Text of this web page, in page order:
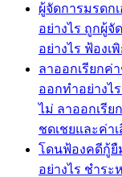
ผู้จัดการมรดก
อย่างไร ถูกผู้
อย่างไร ฟ้องเ
ลาออกเรียกค่
ออกทำอย่างไ
ไม่ ลาออกเรี
ชดเชยและค่า
โดนฟ้องคดีกู้ยื
อย่างไร ชำระ